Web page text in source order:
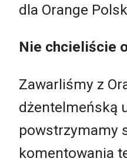
dla Orange
Nie chcieliście
Zawarliśmy z
dżentelmeńską
powstrzymamy
komentowania